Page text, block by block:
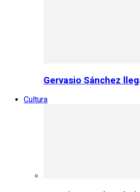
Gervasio Sánchez
Cultura